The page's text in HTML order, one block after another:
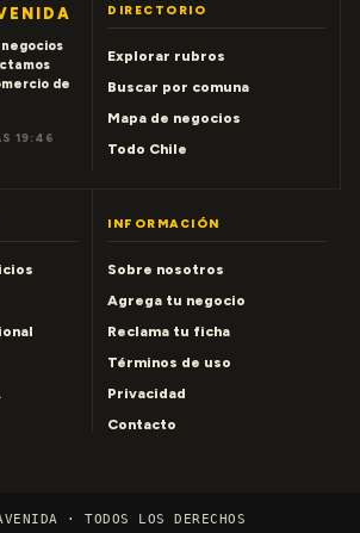
de
19:46
DIRECTORIO
Explorar rubros
Buscar por comuna
Mapa de negocios
Todo Chile
INFORMACIÓN
Sobre nosotros
Agrega tu negocio
Reclama tu ficha
Términos de uso
Privacidad
Contacto
· TODOS LOS DERECHOS